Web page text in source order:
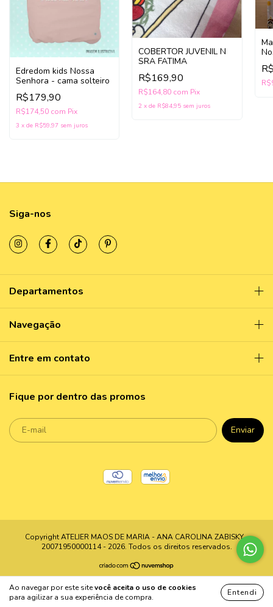
Ao navegar por este sitevocê aceita o uso de cookies
para agilizar a sua experiência de compra.
Entendi
Edredom kids Nossa
Senhora - cama solteiro
R$179,90
R$174,50 com Pix
3 x de R$59,97 sem juros
COBERTOR JUVENIL N
SRA FATIMA
R$169,90
R$164,80 com Pix
2 xde R$84,95 sem juros
Siga-nos
Departamentos
Navegação
Entre em contato
Fique por dentro das promos
Copyright ATELIER MAOS DE MARIA - ANA CAROLINA ZABISKY -
20071950000114 - 2026. Todos os direitos reservados.